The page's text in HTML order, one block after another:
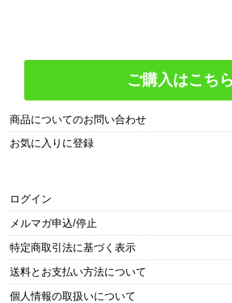
ご購入はこちら
商品についてのお問い合わせ
お気に入りに登録
ログイン
メルマガ申込/停止
特定商取引法に基づく表示
送料とお支払い方法について
個人情報の取扱いについて